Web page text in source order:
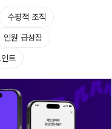
수평적 조직
인원 급성장
트